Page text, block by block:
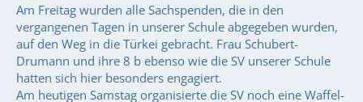
Am Freitag wurden alle Sachspenden, die in den
vergangenen Tagen in unserer Schule abgegeben wurden,
auf den Weg in die Türkei gebracht. Frau Schubert-
Drumann und ihre 8 b ebenso wie die SV unserer Schule
hatten sich hier besonders engagiert.
Am heutigen Samstag organisierte die SV noch eine Waffel-